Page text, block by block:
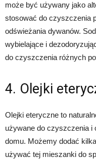
może być używany jako
stosować do czyszczenia
odświeżania dywanów.
wybielające i
do czyszczenia różnych
4. Olejki
Olejki eteryczne to
używane do czyszczenia i
domu. Możemy dodać
używać tej mieszanki do